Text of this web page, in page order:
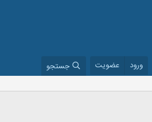
ورود عضویت جستجو